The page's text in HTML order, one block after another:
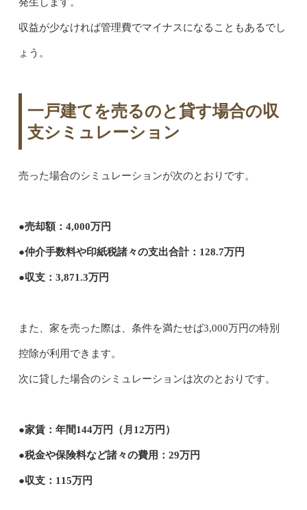
収益が少なければ管理費でマイナスになることもあるでし
ょう。
一戸建てを売るのと貸す場合の収
支シミュレーション
売った場合のシミュレーションが次のとおりです。
●売却額：4,000万円
●仲介手数料や印紙税諸々の支出合計：128.7万円
●収支：3,871.3万円
また、家を売った際は、条件を満たせば3,000万円の特別
控除が利用できます。
次に貸した場合のシミュレーションは次のとおりです。
●家賃：年間144万円（月12万円）
●税金や保険料など諸々の費用：29万円
●収支：115万円